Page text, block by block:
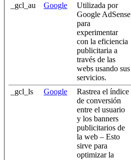
_gcl_au Google
Utilizada por
Google AdSense
para
experimentar
con la eficiencia
publicitaria a
través de las
webs usando sus
servicios.
_gcl_ls Google
Rastrea el índice
de conversión
entre el usuario
y los banners
publicitarios de
la web – Esto
sirve para
optimizar la